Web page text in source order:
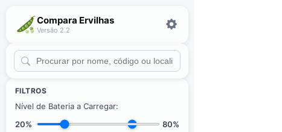
Compara Ervilhas
Versão 2.2
FILTROS
Nível de Bateria a Carregar:
20%
80%